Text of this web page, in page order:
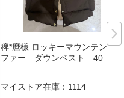
稗*麿様 ロッキーマウンテン
ファー ダウンベスト 40
マイストア在庫： 1114